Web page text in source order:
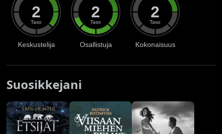
2
Taso
Keskustelija
2
Taso
Osallistuja
2
Taso
Kokonaisuus
Suosikkejani